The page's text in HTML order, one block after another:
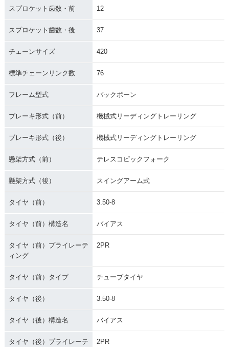
50A・フルモデルチ
50M・フルモデルチ
1962年 MONKEY Z
スプロケット歯数・前 12
スプロケット歯数・後 37
チェーンサイズ 420
標準チェーンリンク数 76
フレーム型式 バックボーン
ブレーキ形式（前） 機械式リーディングトレーリング
ブレーキ形式（後） 機械式リーディングトレーリング
懸架方式（前） テレスコピックフォーク
懸架方式（後） スイングアーム式
タイヤ（前） 3.50-8
タイヤ（前）構造名 バイアス
タイヤ（前）プライレーテ
ィング
2PR
タイヤ（前）タイプ チューブタイヤ
タイヤ（後） 3.50-8
タイヤ（後）構造名 バイアス
タイヤ（後）プライレーテ
2PR